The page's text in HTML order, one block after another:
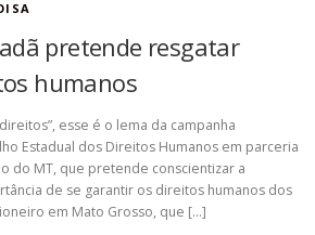
pretende resgatar
humanos
esse é o lema da campanha
Estadual dos Direitos Humanos em parceria
do MT, que pretende conscientizar a
de se garantir os direitos humanos dos
em Mato Grosso, que […]